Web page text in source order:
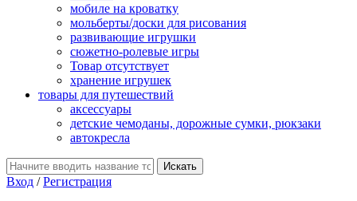
мобиле на кроватку
мольберты/доски для рисования
развивающие игрушки
сюжетно-ролевые игры
Товар отсутствует
хранение игрушек
товары для путешествий
аксессуары
детские чемоданы, дорожные сумки, рюкзаки
автокресла
Вход /Регистрация